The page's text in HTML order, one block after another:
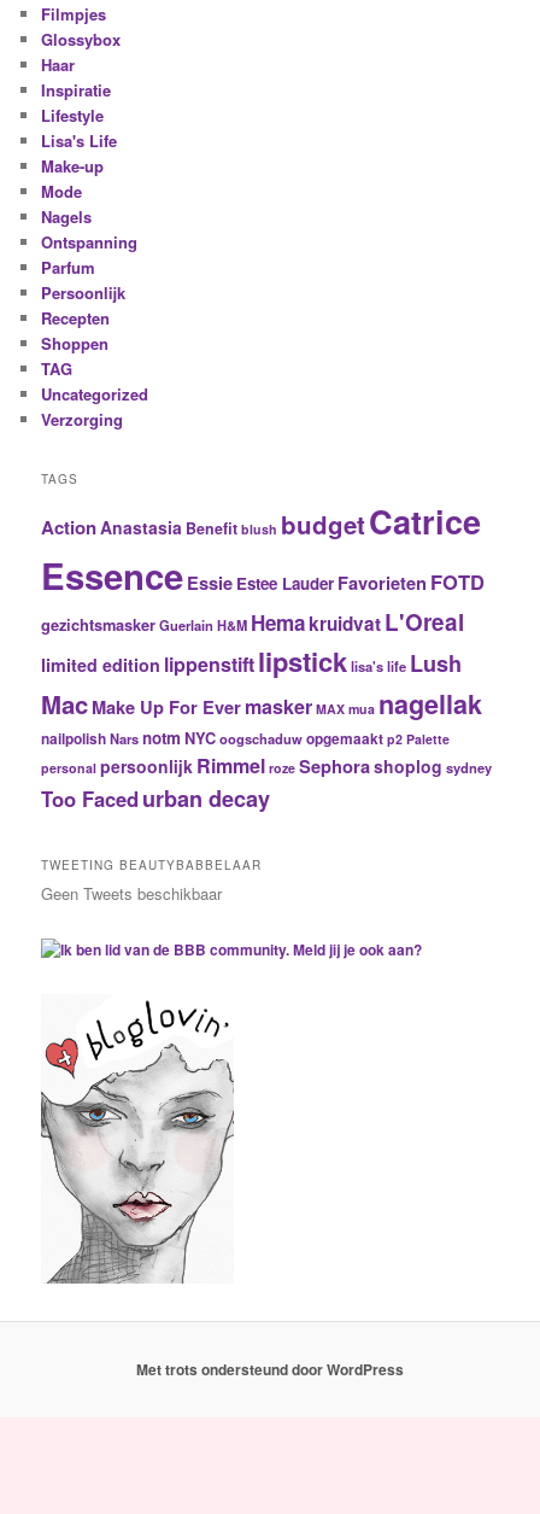
Filmpjes
Glossybox
Haar
Inspiratie
Lifestyle
Lisa's Life
Make-up
Mode
Nagels
Ontspanning
Parfum
Persoonlijk
Recepten
Shoppen
TAG
Uncategorized
Verzorging
TAGS
ActionAnastasia Benefit blush budgetCatrice
EssenceEssie Estee Lauder Favorieten FOTD
gezichtsmaskerGuerlain H&M HemakruidvatL'Oreal
limited edition lippenstiftlipsticklisa's life Lush
MacMake Up For Evermasker MAX mua nagellak
nailpolishNarsnotm NYCoogschaduwopgemaakt p2 Palette
personal persoonlijk Rimmel roze Sephorashoplog sydney
Too Faced urban decay
TWEETING BEAUTYBABBELAAR
Geen Tweets beschikbaar
Met trots ondersteund door WordPress